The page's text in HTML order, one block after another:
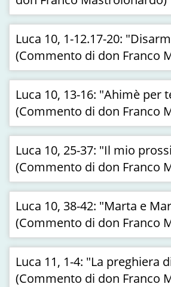
Luca 10, 1-12.17-20:
(Commento di don Franco
Luca 10, 13-16: "Ahimè per
(Commento di don Franco
Luca 10, 25-37: "Il mio
(Commento di don Franco
Luca 10, 38-42: "Marta e
(Commento di don Franco
Luca 11, 1-4: "La preghiera
(Commento di don Franco